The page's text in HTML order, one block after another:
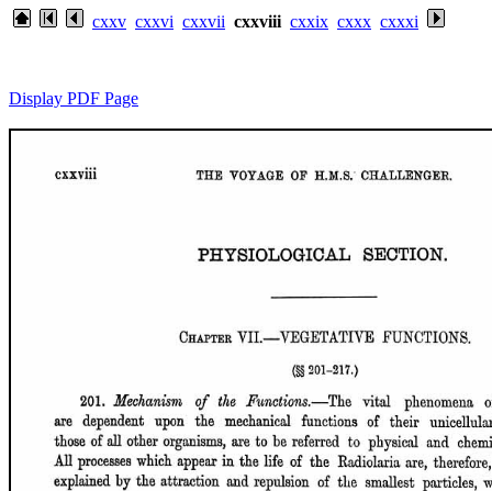
cxxv cxxvi cxxvii cxxviii cxxix cxxx cxxxi
Display PDF Page